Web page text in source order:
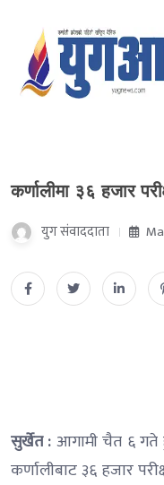
कर्णालीमा ३६ हजार
युग संवाददाता
सुर्खेत : आगामी चैत ६ गते
कर्णालीबाट ३६ हजार